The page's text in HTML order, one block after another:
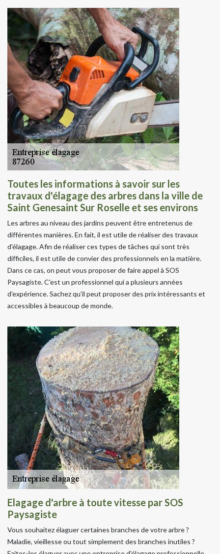
Toutes les informations à savoir sur les
travaux d'élagage des arbres dans la ville de
Saint Genesaint Sur Roselle et ses environs
Les arbres au niveau des jardins peuvent être entretenus de
différentes manières. En fait, il est utile de réaliser des travaux
d'élagage. Afin de réaliser ces types de tâches qui sont très
difficiles, il est utile de convier des professionnels en la matière.
Dans ce cas, on peut vous proposer de faire appel à SOS
Paysagiste. C'est un professionnel qui a plusieurs années
d'expérience. Sachez qu'il peut proposer des prix intéressants et
accessibles à beaucoup de monde.
Elagage d'arbre à toute vitesse par SOS
Paysagiste
Vous souhaitez élaguer certaines branches de votre arbre ?
Maladie, vieillesse ou tout simplement des branches inutiles ?